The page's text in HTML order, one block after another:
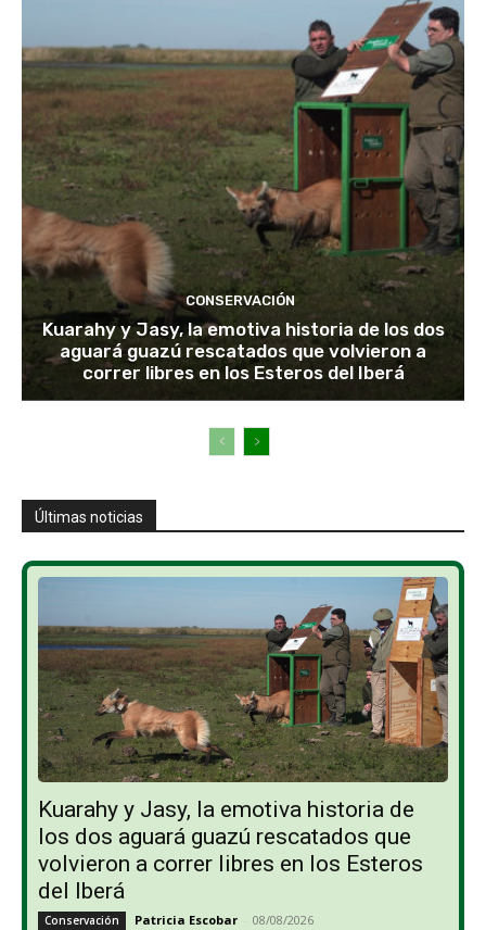
CONSERVACIÓN
Kuarahy y Jasy, la emotiva historia de los dos
aguará guazú rescatados que volvieron a
correr libres en los Esteros del Iberá
Últimas noticias
Kuarahy y Jasy, la emotiva historia de
los dos aguará guazú rescatados que
volvieron a correr libres en los Esteros
del Iberá
Conservación Patricia Escobar - 08/08/2026